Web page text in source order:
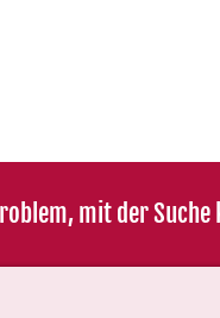
mit der Suche